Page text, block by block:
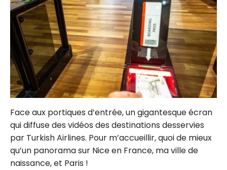
Face aux portiques d’entrée, un gigantesque écran
qui diffuse des vidéos des destinations desservies
par Turkish Airlines. Pour m’accueillir, quoi de mieux
qu’un panorama sur Nice en France, ma ville de
naissance, et Paris !